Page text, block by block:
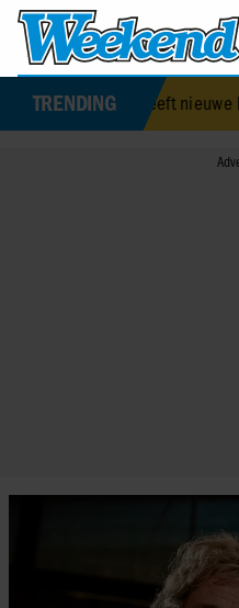
TRENDING
heeft nieuwe liefde na